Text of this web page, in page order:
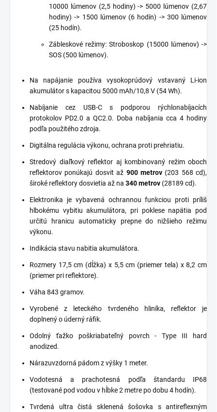
10000 lúmenov (2,5 hodiny) -> 5000 lúmenov (2,67
hodiny) -> 1500 lúmenov (6 hodín) -> 300 lúmenov
(25 hodín).
Zábleskové režimy: Stroboskop (15000 lúmenov) ->
SOS (500 lúmenov).
Na napájanie používa vysokoprúdový vstavaný Li-ion
akumulátor s kapacitou 5000 mAh/10,8 V (54 Wh).
Nabíjanie cez USB-C s podporou rýchlonabíjacích
protokolov PD2.0 a QC2.0. Doba nabíjania cca 4 hodiny
podľa použitého zdroja.
Digitálna regulácia výkonu, ochrana proti prehriatiu.
Stredový diaľkový reflektor aj kombinovaný režim oboch
reflektorov ponúkajú dosvit až 900 metrov (203 568 cd),
široké reflektory dosvietia až na 340 metrov (28189 cd).
Elektronika je vybavená ochrannou funkciou proti príliš
hlbokému vybitiu akumulátora, pri poklese napätia pod
určitú hranicu automaticky prepne do nižšieho režimu
výkonu.
Indikácia stavu nabitia akumulátora.
Rozmery 17,5 cm (dĺžka) x 5,5 cm (priemer tela) x 8,2 cm
(priemer pri reflektore).
Váha 843 gramov.
Vyrobené z leteckého tvrdeného hliníka, reflektor je
doplnený o úderný ráfik.
Odolný ťažko poškriabateľný povrch - Type III hard
anodized.
Nárazuvzdorná pádom z výšky 1 meter.
Vodotesná a prachotesná podľa štandardu IP68
(testované pod vodou v hĺbke 2 metre po dobu 4 hodín).
Tvrdená ultra čistá sklenená šošovka s antireflexným